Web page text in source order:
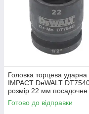
Головка торцева ударна
IMPACT DeWALT
розмір 22 мм посадочне
місце 1/2 дюйми
шестигранний профіль
Готово до відправки